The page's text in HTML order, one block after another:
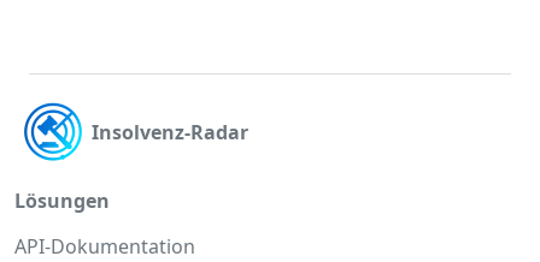
Insolvenz-Radar
Lösungen
API-Dokumentation